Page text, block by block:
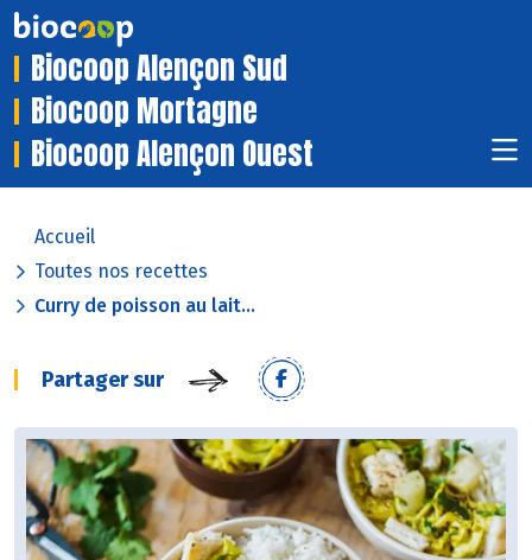
Biocoop Alençon Sud
Biocoop Mortagne
Biocoop Alençon Ouest
Accueil
Toutes nos recettes
Curry de poisson au lait...
Partager sur